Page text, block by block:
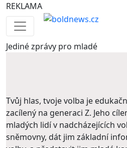
REKLAMA
Jedinézprávy pro mladé
Tvůj hlas, tvoje volba je
zacílený na generaci Z. Jeho
mladých lidí v nadcházejících
sněmovny, dát jim základní